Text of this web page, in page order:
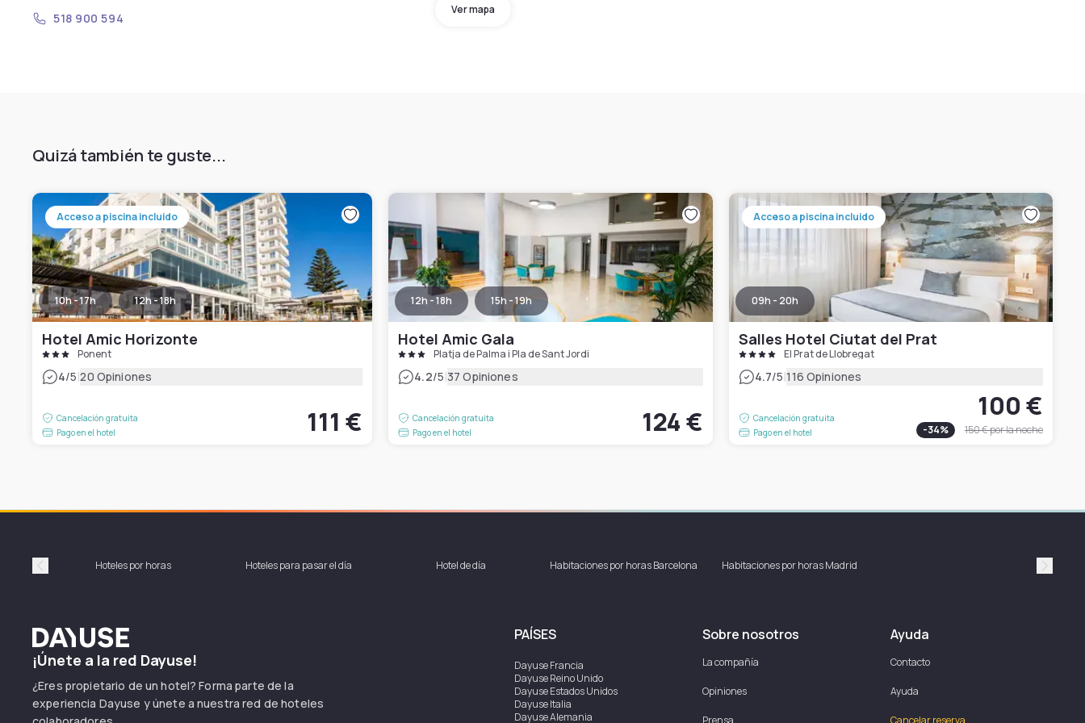
Ver mapa
518 900 594
Quizá también te guste...
Acceso a piscina incluido
10h - 17h 12h - 18h
Hotel Amic Horizonte
Ponent
4/5|20 Opiniones
Cancelación gratuita
Pago en el hotel
111 €
12h - 18h 15h - 19h
Hotel Amic Gala
Platja de Palma i Pla de Sant Jordi
4.2/5|37 Opiniones
Cancelación gratuita
Pago en el hotel
124 €
Acceso a piscina incluido
09h - 20h
Salles Hotel Ciutat del Prat
El Prat de Llobregat
4.7/5|116 Opiniones
Cancelación gratuita
Pago en el hotel
100 €
-34% 150 €por la noche
PrécédentHoteles por horas Hoteles para pasar el día Hotel de día Habitaciones por horas Barcelona Habitaciones por horas Madrid
Dayuse
¡Únete a la red Dayuse!
¿Eres propietario de un hotel? Forma parte de la
experiencia Dayuse y únete a nuestra red de hoteles
PAÍSES
DayuseFrancia
DayuseReino Unido
DayuseEstados Unidos
DayuseItalia
DayuseAlemania
Sobre nosotros
La compañía
Opiniones
Prensa
Ayuda
Contacto
Ayuda
Cancelar reserva